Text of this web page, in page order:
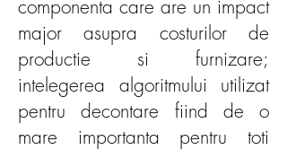
componenta care are un impact
major asupra costurilor de
productie si furnizare;
intelegerea algoritmului utilizat
pentru decontare fiind de o
mare importanta pentru toti